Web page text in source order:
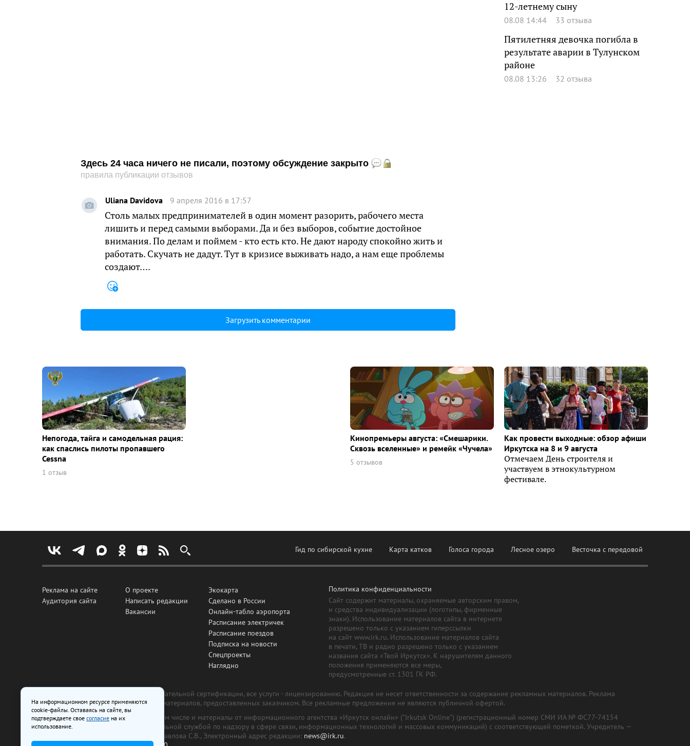
Здесь 24 часа ничего не писали, поэтому обсуждение закрыто
правила публикации отзывов
Uliana Davidova 9 апреля 2016 в 17:57
Столь малых предпринимателей в один момент разорить, рабочего места
лишить и перед самыми выборами. Да и без выборов, событие достойное
внимания. По делам и поймем - кто есть кто. Не дают народу спокойно жить и
работать. Скучать не дадут. Тут в кризисе выживать надо, а нам еще проблемы
создают….
Загрузить комментарии
12-летнему сыну
08.08 14:44 33 отзыва
Пятилетняя девочка погибла в
результате аварии в Тулунском
районе
08.08 13:26 32 отзыва
Непогода, тайга и самодельная рация:
как спаслись пилоты пропавшего
Cessna
1 отзыв
Кинопремьеры августа: «Смешарики.
Сквозь вселенные» и ремейк «Чучела»
5 отзывов
Как провести выходные: обзор афиши
Иркутска на 8 и 9 августа
Отмечаем День строителя и
участвуем в этнокультурном
фестивале.
Гид по сибирской кухне Карта катков Голоса города Лесное озеро Весточка с передовой
Реклама на сайте
Аудитория сайта
О проекте
Написать редакции
Вакансии
Экокарта
Сделано в России
Онлайн-табло аэропорта
Расписание электричек
Расписание поездов
Подписка на новости
Спецпроекты
Наглядно
Политика конфиденциальности
Сайт содержит материалы, охраняемые авторским правом,
и средства индивидуализации (логотипы, фирменные
знаки). Использование материалов сайта в интернете
разрешено только с указанием гиперссылки
на сайт www.irk.ru. Использование материалов сайта
в печати, ТВ и радио разрешено только с указанием
названия сайта «Твой Иркутск». К нарушителям данного
положения применяются все меры,
предусмотренные ст. 1301 ГК РФ.
Все рекламные товары подлежат обязательной сертификации, все услуги - лицензированию. Редакция не несет ответственности за содержание рекламных материалов. Реклама
изготовлена и размещена на основе материалов, предоставленных заказчиком. Все рекламные предложения не являются публичной офертой.
На сайте www.irk.ru размещаются в том числе и материалы от информационного агентства «Иркутск онлайн» ("Irkutsk Online") (регистрационный номер СМИ ИА № ФС77-74154
от 29 октября 2018 г., выдан Федеральной службой по надзору в сфере связи, информационных технологий и массовых коммуникаций) с соответствующей пометкой. Учредитель —
ООО «Ирк.ру». Главный редактор — Павлова С.В., Электронный адрес редакции: news@irk.ru.
На информационном ресурсе применяются
cookie-файлы. Оставаясь на сайте, вы
подтверждаете свое согласие на их
использование.